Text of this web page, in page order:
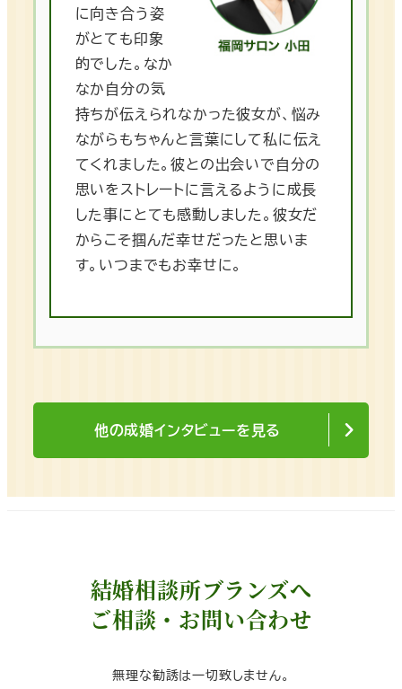
に向き合う姿
がとても印象
的でした。なか
なか自分の気
持ちが伝えられなかった彼女が、悩み
ながらもちゃんと言葉にして私に伝え
てくれました。彼との出会いで自分の
思いをストレートに言えるように成長
した事にとても感動しました。彼女だ
からこそ掴んだ幸せだったと思いま
す。いつまでもお幸せに。
他の成婚インタビューを見る
結婚相談所ブランズへ
ご相談・お問い合わせ
無理な勧誘は一切致しません。